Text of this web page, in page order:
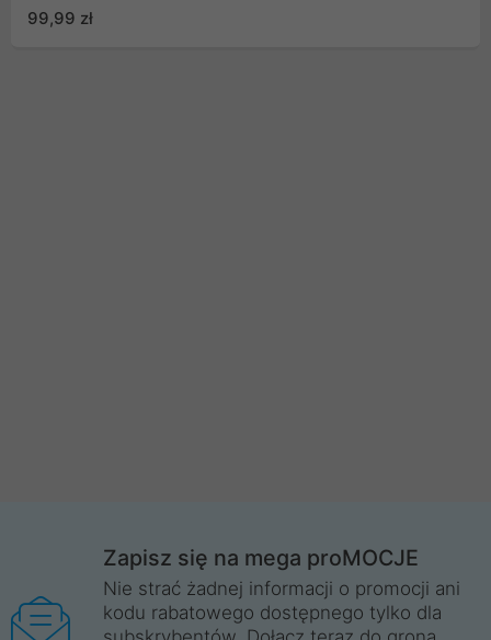
99,99 zł
Zapisz się na mega proMOCJE
Nie strać żadnej informacji o promocji ani
kodu rabatowego dostępnego tylko dla